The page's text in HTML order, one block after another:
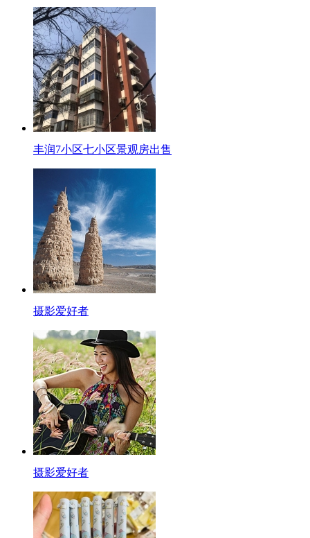
丰润7小区七小区景观房出售
摄影爱好者
摄影爱好者